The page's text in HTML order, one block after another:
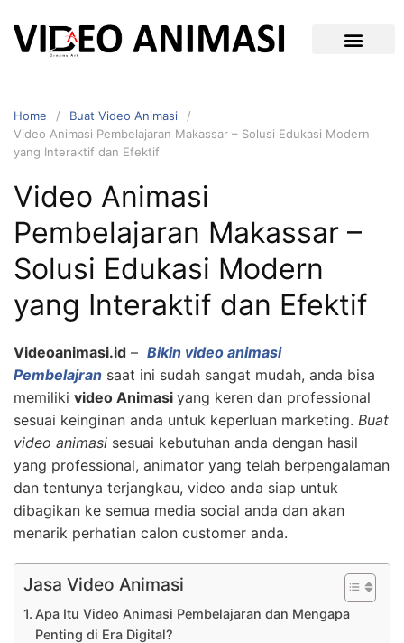
Home
Buat Video Animasi
Video Animasi Pembelajaran Makassar – Solusi Edukasi Modern
yang Interaktif dan Efektif
Video Animasi
Pembelajaran Makassar –
Solusi Edukasi Modern
yang Interaktif dan Efektif
Videoanimasi.id – Bikin video animasi
Pembelajran saat ini sudah sangat mudah, anda bisa
memiliki video Animasi yang keren dan professional
sesuai keinginan anda untuk keperluan marketing. Buat
video animasi sesuai kebutuhan anda dengan hasil
yang professional, animator yang telah berpengalaman
dan tentunya terjangkau, video anda siap untuk
dibagikan ke semua media social anda dan akan
menarik perhatian calon customer anda.
Jasa Video Animasi
Apa Itu Video Animasi Pembelajaran dan Mengapa
Penting di Era Digital?